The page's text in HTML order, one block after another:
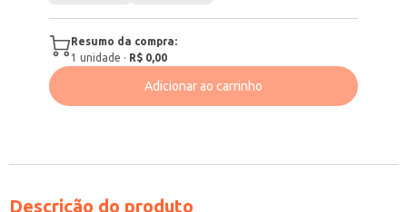
Resumo da compra:
1 unidade · R$ 0,00
Adicionar ao carrinho
Descrição do produto